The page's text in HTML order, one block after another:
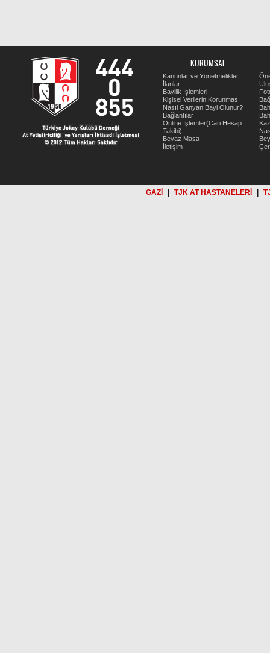
KURUMSAL
Kanunlar ve Yönetmelikler
İlanlar
Bayilik İşlemleri
Kişisel Verilerin Korunması
Nasıl Ganyan Bayi Olunur?
Bağlantılar
Online İşlemler(Cari Hesap
Takibi)
Beyaz Masa
İletişim
GAZİ TJK AT HASTANELERİ